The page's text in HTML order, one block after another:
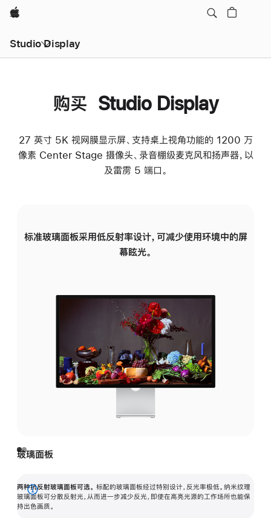
Apple
Studio Display
购买 Studio Display
27 英寸 5K 视网膜显示屏、支持桌上视角功能的 1200 万
像素 Center Stage 摄像头、录音棚级麦克风和扬声器，以
及雷雳 5 端口。
标准玻璃面板采用低反射率设计，可减少使用环境中的屏
幕眩光。
玻璃面板
两种抗反射玻璃面板可选。 标配的玻璃面板经过特别设计，反光率极低。纳米纹理
玻璃面板可分散反射光，从而进一步减少反光，即使在高亮光源的工作场所也能保
持出色画质。
展
开